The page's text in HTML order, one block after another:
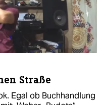
Straße
Egal ob Buchhandlung